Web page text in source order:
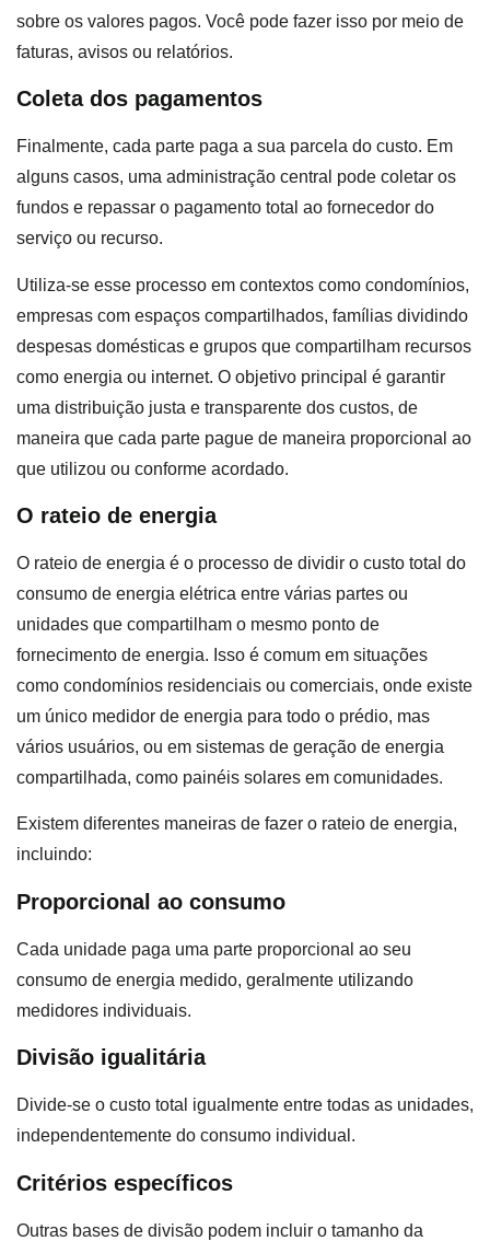
sobre os valores pagos. Você pode fazer isso por meio de
faturas, avisos ou relatórios.
Coleta dos pagamentos
Finalmente, cada parte paga a sua parcela do custo. Em
alguns casos, uma administração central pode coletar os
fundos e repassar o pagamento total ao fornecedor do
serviço ou recurso.
Utiliza-se esse processo em contextos como condomínios,
empresas com espaços compartilhados, famílias dividindo
despesas domésticas e grupos que compartilham recursos
como energia ou internet. O objetivo principal é garantir
uma distribuição justa e transparente dos custos, de
maneira que cada parte pague de maneira proporcional ao
que utilizou ou conforme acordado.
O rateio de energia
O rateio de energia é o processo de dividir o custo total do
consumo de energia elétrica entre várias partes ou
unidades que compartilham o mesmo ponto de
fornecimento de energia. Isso é comum em situações
como condomínios residenciais ou comerciais, onde existe
um único medidor de energia para todo o prédio, mas
vários usuários, ou em sistemas de geração de energia
compartilhada, como painéis solares em comunidades.
Existem diferentes maneiras de fazer o rateio de energia,
incluindo:
Proporcional ao consumo
Cada unidade paga uma parte proporcional ao seu
consumo de energia medido, geralmente utilizando
medidores individuais.
Divisão igualitária
Divide-se o custo total igualmente entre todas as unidades,
independentemente do consumo individual.
Critérios específicos
Outras bases de divisão podem incluir o tamanho da